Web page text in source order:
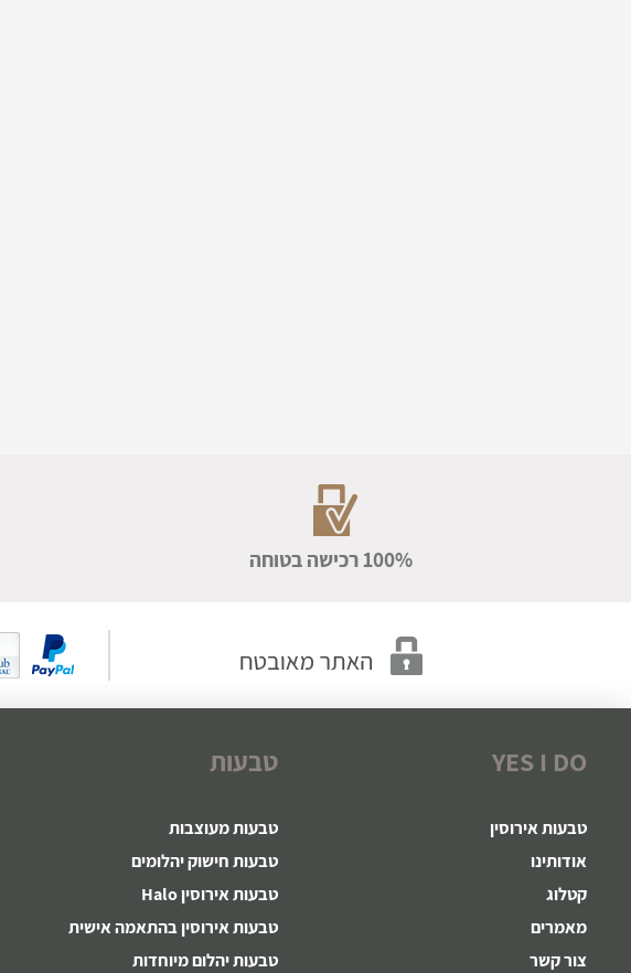
100% רכישה בטוחה
YES I DO
טבעות אירוסין
אודותינו
קטלוג
מאמרים
צור קשר
טבעות
טבעות מעוצבות
טבעות חישוק יהלומים
טבעות אירוסין Halo
טבעות אירוסין בהתאמה אישית
טבעות יהלום מיוחדות